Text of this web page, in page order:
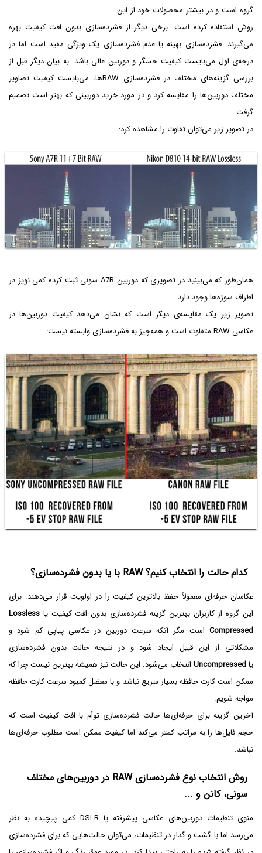
گروه است و در بیشتر محصولات خود از این
روش استفاده کرده است. برخی دیگر از فشرده‌سازی بدون افت کیفیت بهره
می‌گیرند. فشرده‌سازی بهینه یا عدم فشرده‌سازی یک ویژگی مفید است اما در
درجه‌ی اول می‌بایست کیفیت حسگر و دوربین عالی باشد. به بیان دیگر قبل از
بررسی گزینه‌های مختلف در فشرده‌سازی RAWها، می‌بایست کیفیت تصاویر
مختلف دوربین‌ها را مقایسه کرد و در مورد خرید دوربینی که بهتر است تصمیم
گرفت.
در تصویر زیر می‌توان تفاوت را مشاهده کرد:
همان‌طور که می‌بینید در تصویری که دوربین A7R سونی ثبت کرده کمی نویز در
اطراف سوژه‌ها وجود دارد.
تصویر زیر یک مقایسه‌ی دیگر است که نشان می‌دهد کیفیت دوربین‌ها در
عکاسی RAW متفاوت است و همه‌چیز به فشرده‌سازی وابسته نیست:
کدام حالت را انتخاب کنیم؟ RAW با یا بدون فشرده‌سازی؟
عکاسان حرفه‌ای معمولاً حفظ بالاترین کیفیت را در اولویت قرار می‌دهند. برای
این گروه از کاربران بهترین گزینه فشرده‌سازی بدون افت کیفیت یا Lossless
Compressed است مگر آنکه سرعت دوربین در عکاسی پیاپی کم شود و
مشکلاتی از این قبیل ایجاد شود و در نتیجه حالت بدون فشرده‌سازی
یاUncompressed انتخاب می‌شود. این حالت نیز همیشه بهترین نیست چرا که
ممکن است کارت حافظه بسیار سریع نباشد و با معضل کمبود سرعت کارت حافظه
مواجه شویم.
آخرین گزینه برای حرفه‌ای‌ها حالت فشرده‌سازی توأم با افت کیفیت است که
حجم فایل‌ها را به مراتب کمتر می‌کند اما کیفیت ممکن است مطلوب حرفه‌ای‌ها
نباشد.
روش انتخاب نوع فشرده‌سازی RAW‌ در دوربین‌های مختلف
سونی، کانن و ...
منوی تنظیمات دوربین‌های عکاسی پیشرفته یا DSLR کمی پیچیده به نظر
می‌رسد اما با گشت و گذار در تنظیمات، می‌توان حالت‌هایی که برای فشرده‌سازی